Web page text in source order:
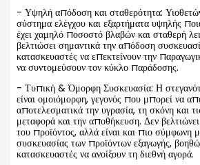
- Υψηλή απόδοση και σταθερότητα:
σύστημα ελέγχου και εξαρτήματα υψηλής
έχει χαμηλό ποσοστό βλαβών και σταθερή
βελτιώσει σημαντικά την απόδοση
κατασκευαστές να επεκτείνουν την
να συντομεύσουν τον κύκλο παράδοσης.
- Τυπική & Όμορφη Συσκευασία: Η
είναι ομοιόμορφη, γεγονός που μπορεί να
αποτελεσματικά την υγρασία, τη σκόνη και
μεταφορά και την αποθήκευση. Δεν
του προϊόντος, αλλά είναι και πιο σύμφωνη
συσκευασίας των προϊόντων εξαγωγής,
κατασκευαστές να ανοίξουν τη διεθνή αγορά.